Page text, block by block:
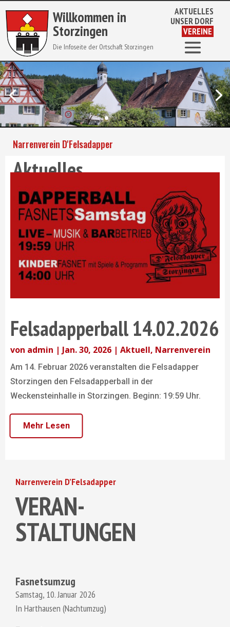
Willkommen in
Storzingen
Die Infoseite der Ortschaft Storzingen
AKTUELLES
UNSER DORF
VEREINE
Narrenverein D’Felsadapper
VERAN-
STALTUNGEN
Fasnetsumzug
Samstag, 10. Januar 2026
In Harthausen (Nachtumzug)
Narrenverein D'Felsadapper
Aktuelles
Felsadapperball 14.02.2026
von admin | Jan. 30, 2026 | Aktuell, Narrenverein
Am 14. Februar 2026 veranstalten die Felsadapper
Storzingen den Felsadapperball in der
Weckensteinhalle in Storzingen. Beginn: 19:59 Uhr.
Mehr Lesen